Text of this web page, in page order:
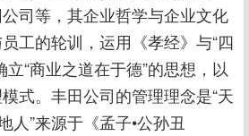
司等，其企业哲学与企业文化
工的轮训，运用《孝经》与“四
“商业之道在于德”的思想，以
式。丰田公司的管理理念是“天
人”来源于《孟子•公孙丑